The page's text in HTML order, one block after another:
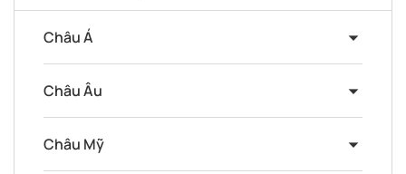
Châu Á
Châu Âu
Châu Mỹ